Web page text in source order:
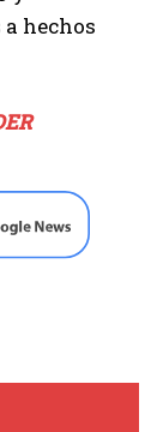
hechos